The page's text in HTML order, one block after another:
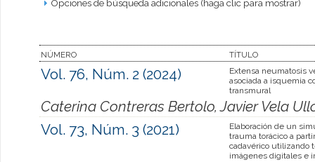
Opciones de búsqueda adicionales (haga clic para mostrar)
NÚMERO TÍTULO
Vol. 76, Núm. 2 (2024)
Extensa neumatosis
asociada a isquemia
transmural
Caterina Contreras Bertolo, Javier Vela
Vol. 73, Núm. 3 (2021)
Elaboración de un
trauma torácico a
cadavérico utilizando
imágenes digitales e